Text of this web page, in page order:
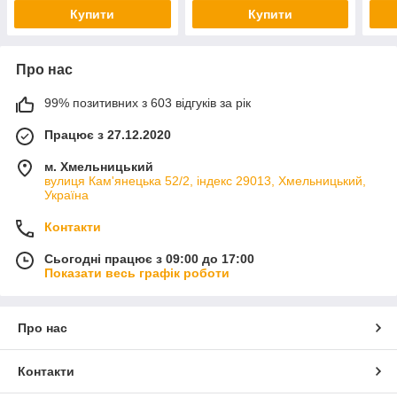
Купити Купити
Про нас
99% позитивних з 603 відгуків за рік
Працює з 27.12.2020
м. Хмельницький
вулиця Кам'янецька 52/2, індекс 29013, Хмельницький,
Україна
Контакти
Сьогодні працює з 09:00 до 17:00
Показати весь графік роботи
Про нас
Контакти